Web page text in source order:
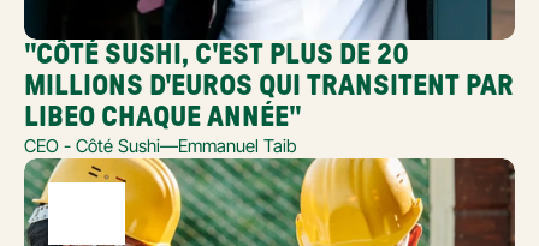
"CÔTÉ SUSHI, C'EST PLUS DE 20
MILLIONS D'EUROS QUI TRANSITENT PAR
LIBEO CHAQUE ANNÉE"
CEO - Côté Sushi—Emmanuel Taib